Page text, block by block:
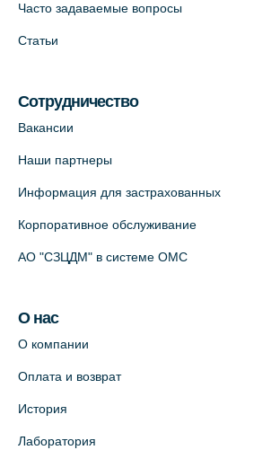
Часто задаваемые вопросы
Статьи
Сотрудничество
Вакансии
Наши партнеры
Информация для застрахованных
Корпоративное обслуживание
АО "СЗЦДМ" в системе ОМС
О нас
О компании
Оплата и возврат
История
Лаборатория